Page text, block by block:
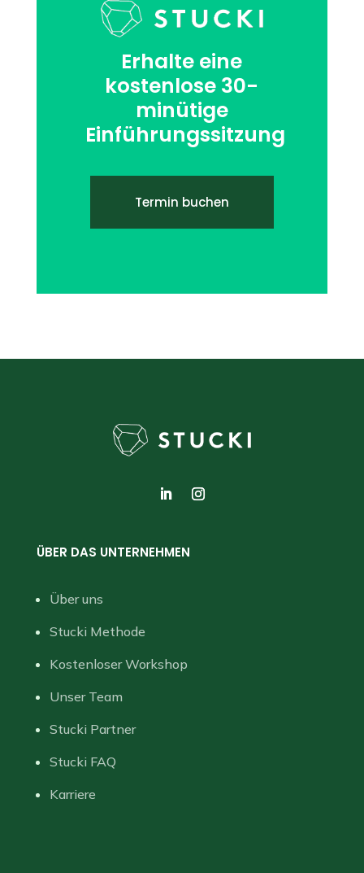
Erhalte eine
kostenlose 30-
minütige
Einführungssitzung
Termin buchen
ÜBER DAS UNTERNEHMEN
Über uns
Stucki Methode
Kostenloser Workshop
Unser Team
Stucki Partner
Stucki FAQ
Karriere